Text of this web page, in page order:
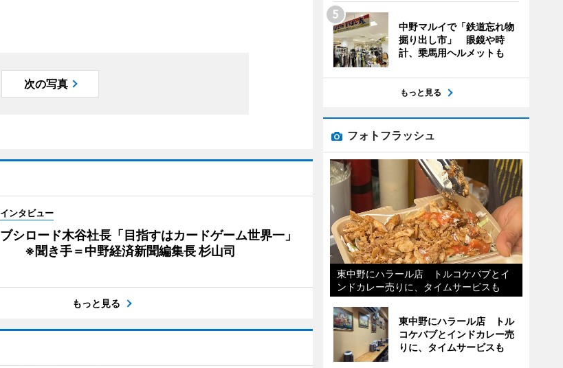
次の写真
インタビュー
ブシロード木谷社長「目指すはカードゲーム世界一」
※聞き手＝中野経済新聞編集長 杉山司
もっと見る
中野マルイで「鉄道忘れ物
掘り出し市」 眼鏡や時
計、乗馬用ヘルメットも
もっと見る
フォトフラッシュ
東中野にハラール店 トルコケバブとイ
ンドカレー売りに、タイムサービスも
東中野にハラール店 トル
コケバブとインドカレー売
りに、タイムサービスも